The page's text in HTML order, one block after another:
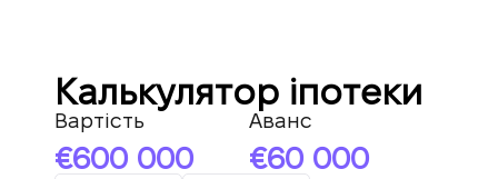
Калькулятор іпотеки
Вартість
600 000
Аванс
60 000